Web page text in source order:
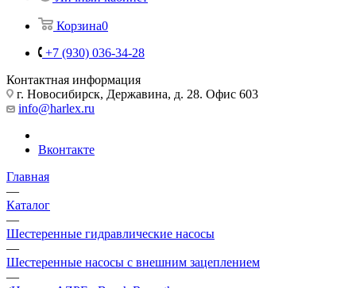
Корзина0
+7 (930) 036-34-28
Контактная информация
г. Новосибирск, Державина, д. 28. Офис 603
info@harlex.ru
Вконтакте
Главная
—
Каталог
—
Шестеренные гидравлические насосы
—
Шестеренные насосы с внешним зацеплением
—